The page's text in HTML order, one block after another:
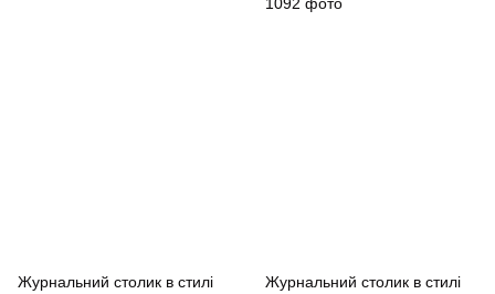
Журнальний столик в стилі
Журнальний столик в стилі